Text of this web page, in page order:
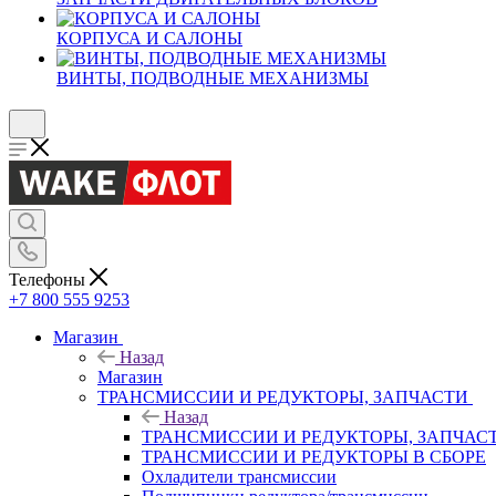
КОРПУСА И САЛОНЫ
ВИНТЫ, ПОДВОДНЫЕ МЕХАНИЗМЫ
Телефоны
+7 800 555 9253
Магазин
Назад
Магазин
ТРАНСМИССИИ И РЕДУКТОРЫ, ЗАПЧАСТИ
Назад
ТРАНСМИССИИ И РЕДУКТОРЫ,
ТРАНСМИССИИ И РЕДУКТОРЫ В СБОРЕ
Охладители трансмиссии